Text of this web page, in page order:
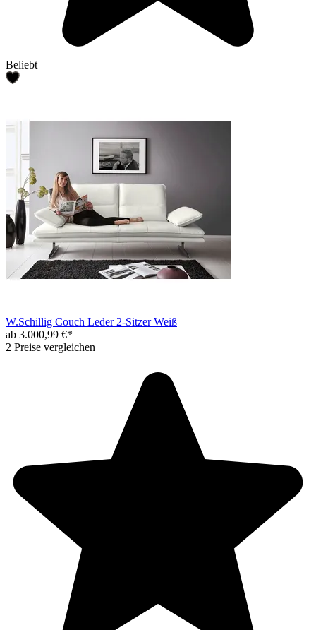
Beliebt
W.Schillig Couch Leder 2-Sitzer Weiß
ab 3.000,99 €*
2 Preise vergleichen